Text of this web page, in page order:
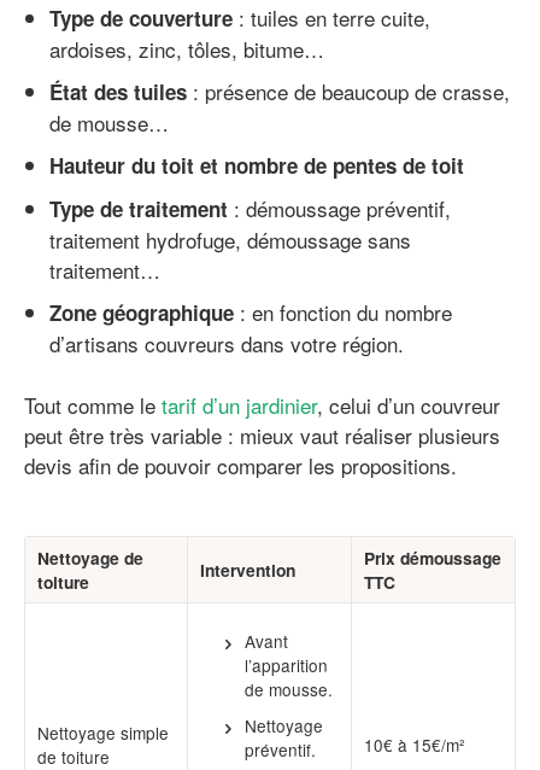
Type de couverture : tuiles en terre cuite,
ardoises, zinc, tôles, bitume…
État des tuiles : présence de beaucoup de crasse,
de mousse…
Hauteur du toit et nombre de pentes de toit
Type de traitement : démoussage préventif,
traitement hydrofuge, démoussage sans
traitement…
Zone géographique : en fonction du nombre
d’artisans couvreurs dans votre région.
Tout comme le tarif d’un jardinier, celui d’un couvreur
peut être très variable : mieux vaut réaliser plusieurs
devis afin de pouvoir comparer les propositions.
Nettoyage de
toiture
Intervention
Prix démoussage
TTC
Nettoyage simple
de toiture
Avant
l’apparition
de mousse.
Nettoyage
préventif.
10€ à 15€/m²